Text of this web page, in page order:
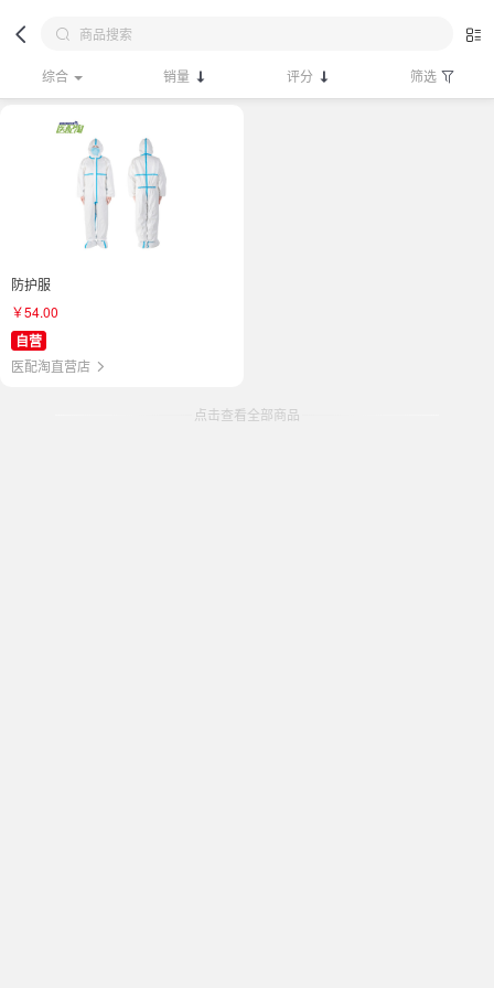
综合 销量 评分 筛选
防护服
￥54.00
自营
医配淘直营店
点击查看全部商品